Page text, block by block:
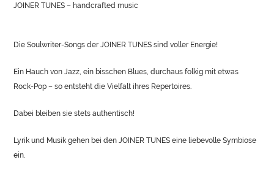
JOINER TUNES – handcrafted music
Die Soulwriter-Songs der JOINER TUNES sind voller Energie!
Ein Hauch von Jazz, ein bisschen Blues, durchaus folkig mit etwas
Rock-Pop – so entsteht die Vielfalt ihres Repertoires.
Dabei bleiben sie stets authentisch!
Lyrik und Musik gehen bei den JOINER TUNES eine liebevolle Symbiose
ein.